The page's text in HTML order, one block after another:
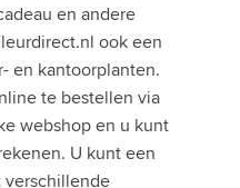
en andere
ook een
en kantoorplanten.
te bestellen via
webshop en u kunt
U kunt een
verschillende